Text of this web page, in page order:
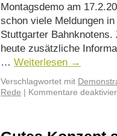
Montagsdemo am
schon viele Meldungen
Stuttgarter
heute zusätzliche
… Weiterlesen →
Verschlagwortet mit
Rede
Kommentare